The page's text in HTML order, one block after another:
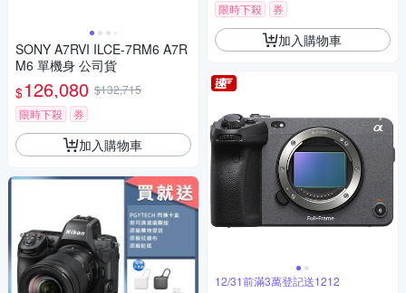
SONY A7RVI ILCE-7RM6 A7R
M6 單機身 公司貨
$126,080 $132,715
限時下殺
券
加入購物車
限時下殺
券
加入購物車
12/31前滿3萬登記送1212